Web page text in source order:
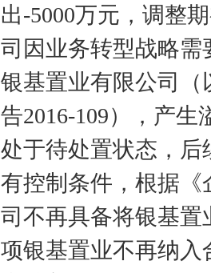
出-5000万元，调整
司因业务转型战略
银基置业有限公司（
告2016-109），产
处于待处置状态，
有控制条件，根据
司不再具备将银基
项银基置业不再纳入